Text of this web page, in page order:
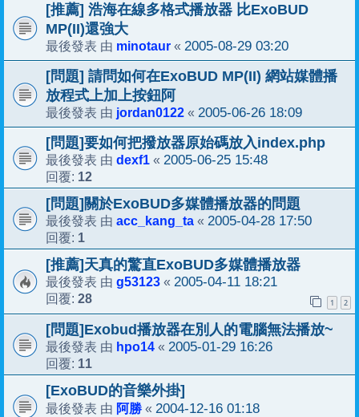
[推薦] 浩海在線多格式播放器 比ExoBUD
MP(II)還強大
最後發表 由 minotaur « 2005-08-29 03:20
[問題] 請問如何在ExoBUD MP(II) 網站媒體播
放程式上加上按鈕阿
最後發表 由 jordan0122 « 2005-06-26 18:09
[問題]要如何把撥放器原始碼放入index.php
最後發表 由 dexf1 « 2005-06-25 15:48
回覆: 12
[問題]關於ExoBUD多媒體播放器的問題
最後發表 由 acc_kang_ta « 2005-04-28 17:50
回覆: 1
[推薦]天真的驚直ExoBUD多媒體播放器
最後發表 由 g53123 « 2005-04-11 18:21
回覆: 28 1 2
[問題]Exobud播放器在別人的電腦無法播放~
最後發表 由 hpo14 « 2005-01-29 16:26
回覆: 11
[ExoBUD的音樂外掛]
最後發表 由 阿勝 « 2004-12-16 01:18